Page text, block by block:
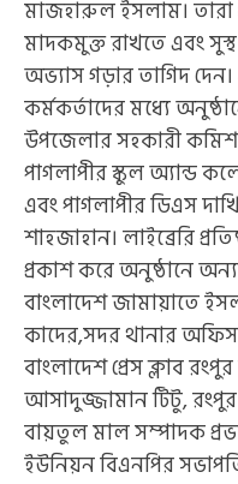
মাজহারুল ইসলাম। তারা
মাদকমুক্ত রাখতে এবং
অভ্যাস গড়ার তাগিদ
কর্মকর্তাদের মধ্যে
উপজেলার সহকারী
পাগলাপীর স্কুল অ্যান্ড
এবং পাগলাপীর ডিএস
শাহজাহান। ​লাইব্রেরি
প্রকাশ করে অনুষ্ঠানে
বাংলাদেশ জামায়াতে
কাদের,সদর থানার
বাংলাদেশ প্রেস ক্লাব
আসাদুজ্জামান টিটু,
বায়তুল মাল সম্পাদক
ইউনিয়ন বিএনপির